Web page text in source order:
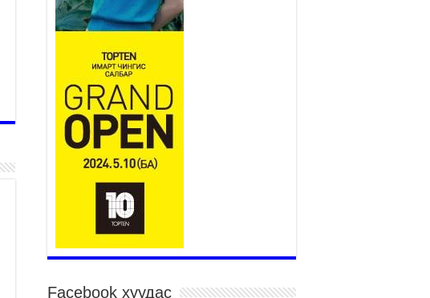
Үер усны аюулаас сэргийлж, нийслэлийн Онцгой
байдлын газрын 162 алба хаагч үүрэг гүйцэтгэж
байна
2026 оны 7 сар 15 / 11 цаг 07 минут
Үндэсний их сурын харваанд 850 харваач цэц
мэргэнээ сорьж байна
2026 оны 7 сар 15 / 11 цаг 03 минут
Төв цэнгэлдэхийн эргэн тойронд
2026 оны 7 сар 15 / 10 цаг 58 минут
Үндэсний их баяр наадмын шагайн харваа
насанд хүрэгчдийн багийн харваагаар
үргэлжилж байна
2026 оны 7 сар 15 / 10 цаг 52 минут
Үндэсний их баяр наадмын хүчит бөхийн
Facebook хуудас